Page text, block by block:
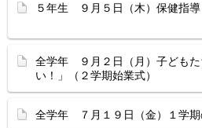
５年生 ９月５日（木）保健指導
全学年 ９月２日（月）子どもた
い！」（２学期始業式）
全学年 ７月１９日（金）１学期